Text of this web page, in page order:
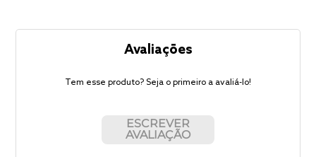
Avaliações
Tem esse produto? Seja o primeiro a avaliá-lo!
ESCREVER
AVALIAÇÃO